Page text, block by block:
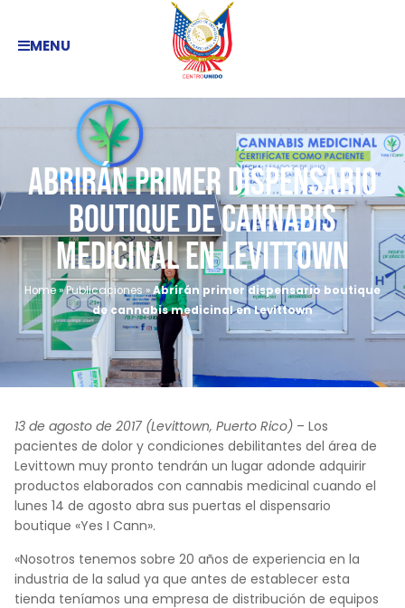
MENU
Abrirán primer dispensario
boutique de cannabis
medicinal en Levittown
Home»Publicaciones»Abrirán primer dispensario boutique
de cannabis medicinal en Levittown
13 de agosto de 2017 (Levittown, Puerto Rico) – Los
pacientes de dolor y condiciones debilitantes del área de
Levittown muy pronto tendrán un lugar adonde adquirir
productos elaborados con cannabis medicinal cuando el
lunes 14 de agosto abra sus puertas el dispensario
boutique «Yes I Cann».
«Nosotros tenemos sobre 20 años de experiencia en la
industria de la salud ya que antes de establecer esta
tienda teníamos una empresa de distribución de equipos